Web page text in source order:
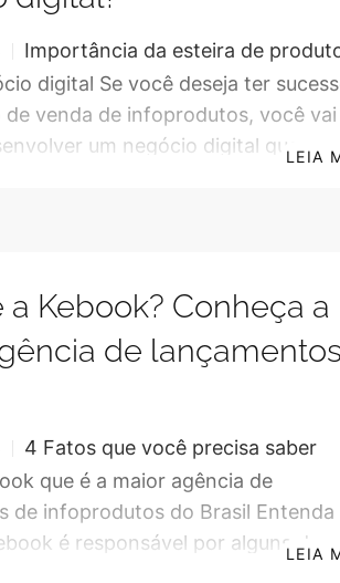
Importância da esteira de
digital Se você deseja ter
de venda de infoprodutos, você vai
um negócio digital que
que entendeu que tem um
ainda desconhece a existência de
quente que entendeu que
LEIA
a Kebook? Conheça a
de
4 Fatos que você precisa saber
que é a maior agência de
de infoprodutos do Brasil Entenda
é responsável por alguns dos
LEIA